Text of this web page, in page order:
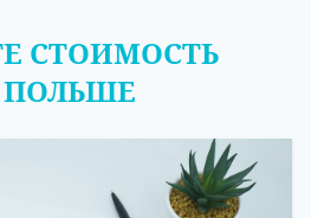
СТОИМОСТЬ
ПОЛЬШЕ